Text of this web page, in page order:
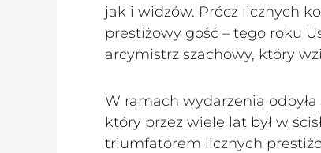
jak i widzów. Prócz licznych
prestiżowy gość – tego roku
arcymistrz szachowy, który
W ramach wydarzenia
który przez wiele lat był w
triumfatorem licznych